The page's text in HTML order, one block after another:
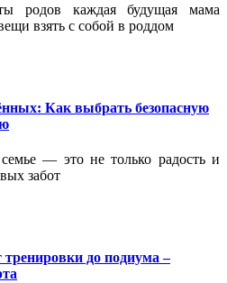
родов каждая будущая мама
взять с собой в роддом
Как выбрать безопасную
— это не только радость и
забот
до подиума –